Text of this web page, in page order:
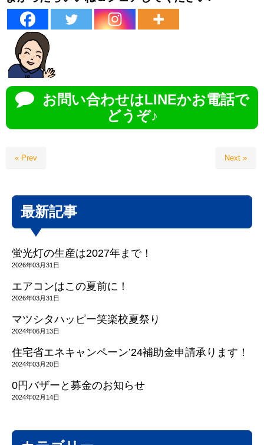
お問い合わせはLINEかお電話で
どうぞ♪
« Prev Next »
最新記事
蛍光灯の生産は2027年まで！
2026年03月31日
エアコンはこの夏前に！
2026年03月31日
マツシタハッピー笑楽校夏祭り
2024年06月13日
住宅省エネキャンペーン’24補助金申請承ります！
2024年03月20日
0円バザーと募金のお知らせ
2024年02月14日